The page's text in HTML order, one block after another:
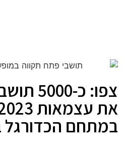
צפו: כ-
במתחם הכדורגל